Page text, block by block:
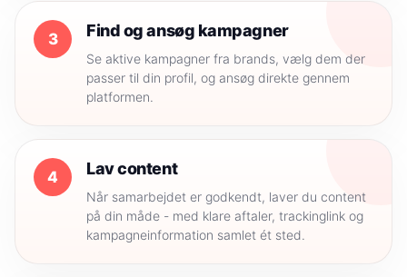
3 Find og ansøg kampagner
Se aktive kampagner fra brands, vælg dem der
passer til din profil, og ansøg direkte gennem
platformen.
4 Lav content
Når samarbejdet er godkendt, laver du content
på din måde - med klare aftaler, trackinglink og
kampagneinformation samlet ét sted.